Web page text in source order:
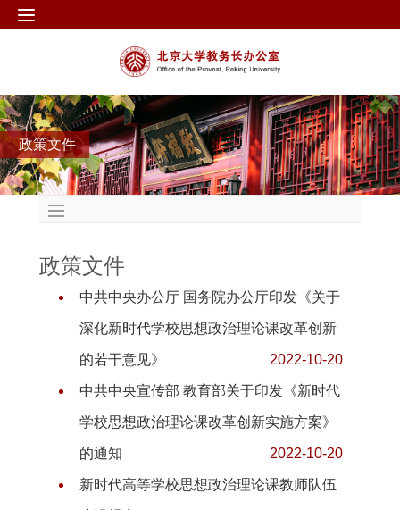
政策文件
政策文件
中共中央办公厅 国务院办公厅印发《关于
深化新时代学校思想政治理论课改革创新
的若干意见》 2022-10-20
中共中央宣传部 教育部关于印发《新时代
学校思想政治理论课改革创新实施方案》
的通知 2022-10-20
新时代高等学校思想政治理论课教师队伍